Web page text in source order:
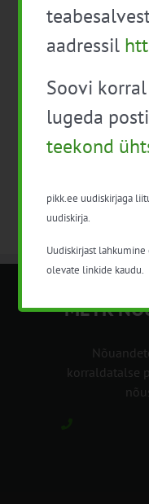
Tasuta
Eelmine päev
METK
korraldatalse
aadressil
Soovi
lugeda
teekond
pikk.ee uudiskirjaga
uudiskirja.
Uudiskirjast
olevate linkide kaudu.